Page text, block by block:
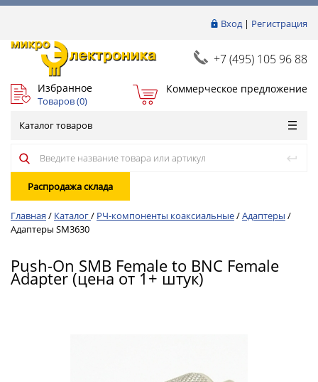
Вход| Регистрация
+7 (495) 105 96 88
Избранное
Товаров (0)
Коммерческое предложение
Каталог товаров
Распродажа склада
Главная / Каталог/ РЧ-компоненты коаксиальные/Адаптеры /
Адаптеры SM3630
Push-On SMB Female to BNC Female
Adapter (цена от 1+ штук)